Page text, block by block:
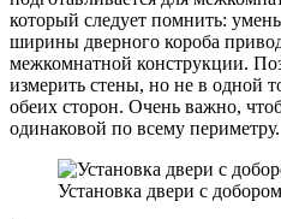
который следует помнить:
ширины дверного короба
межкомнатной конструкции.
измерить стены, но не в одной
обеих сторон. Очень важно,
одинаковой по всему периметру.
Установка двери с добором